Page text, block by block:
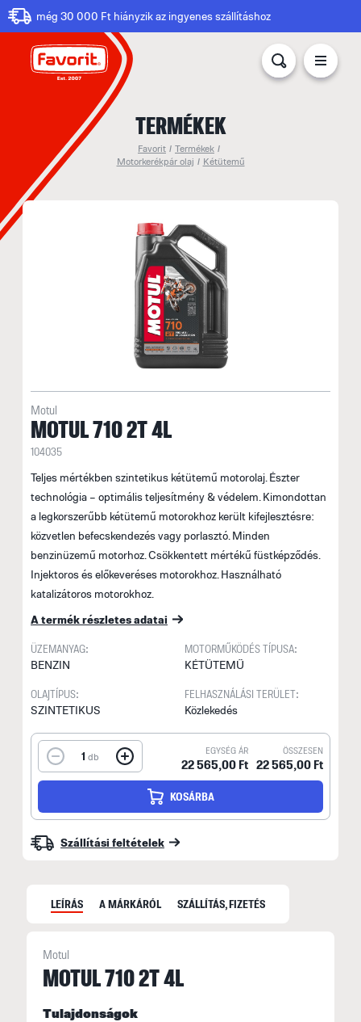
még 30 000 Ft hiányzik az ingyenes szállításhoz
TERMÉKEK
Favorit / Termékek /
Motorkerékpár olaj / Kétütemű
Motul
MOTUL 710 2T 4L
104035
Teljes mértékben szintetikus kétütemű motorolaj. Észter
technológia – optimális teljesítmény & védelem. Kimondottan
a legkorszerűbb kétütemű motorokhoz került kifejlesztésre:
közvetlen befecskendezés vagy porlasztó. Minden
benzinüzemű motorhoz. Csökkentett mértékű füstképződés.
Injektoros és előkeveréses motorokhoz. Használható
katalizátoros motorokhoz.
A termék részletes adatai
ÜZEMANYAG:
BENZIN
MOTORMŰKÖDÉS TÍPUSA:
KÉTÜTEMŰ
OLAJTÍPUS:
SZINTETIKUS
FELHASZNÁLÁSI TERÜLET:
Közlekedés
1 db
EGYSÉG ÁR
22 565,00 Ft
ÖSSZESEN
22 565,00 Ft
KOSÁRBA
Szállítási feltételek
LEÍRÁS A MÁRKÁRÓL SZÁLLÍTÁS, FIZETÉS
Motul
MOTUL 710 2T 4L
Tulajdonságok